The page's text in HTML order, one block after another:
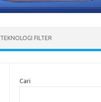
TEKNOLOGI FILTER
Cari